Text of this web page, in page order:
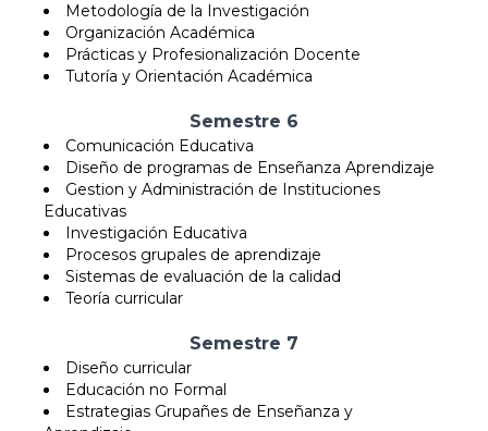
Metodología de la Investigación
Organización Académica
Prácticas y Profesionalización Docente
Tutoría y Orientación Académica
Semestre 6
Comunicación Educativa
Diseño de programas de Enseñanza Aprendizaje
Gestion y Administración de Instituciones
Educativas
Investigación Educativa
Procesos grupales de aprendizaje
Sistemas de evaluación de la calidad
Teoría curricular
Semestre 7
Diseño curricular
Educación no Formal
Estrategias Grupañes de Enseñanza y